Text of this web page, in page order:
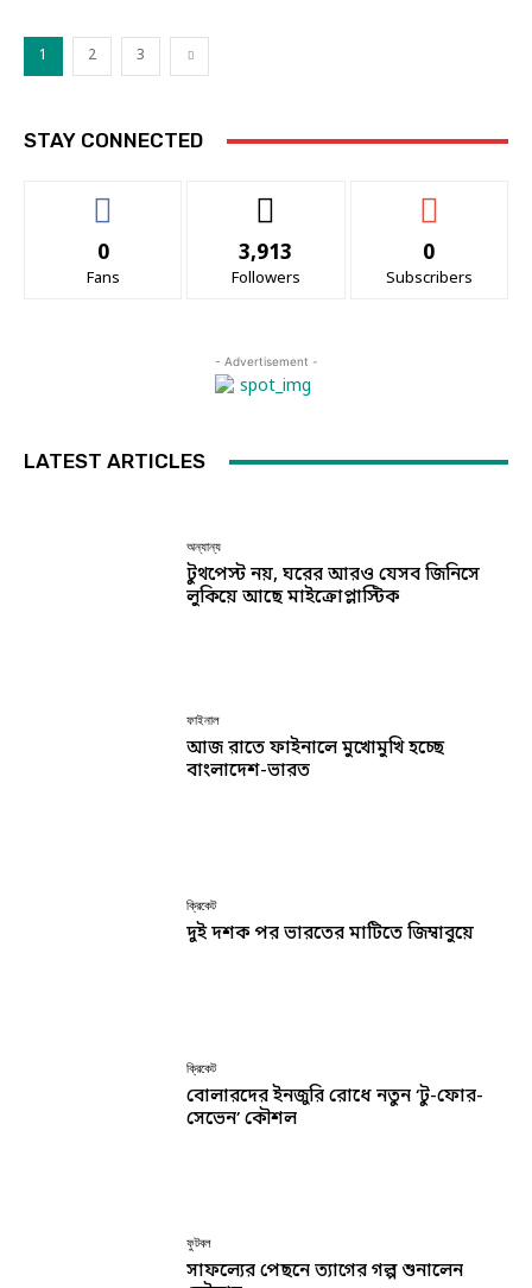
1 2 3
STAY CONNECTED
0
Fans
3,913
Followers
0
Subscribers
- Advertisement -
LATEST ARTICLES
অন্যান্য
টুথপেস্ট নয়, ঘরের আরও যেসব জিনিসে
লুকিয়ে আছে মাইক্রোপ্লাস্টিক
ফাইনাল
আজ রাতে ফাইনালে মুখোমুখি হচ্ছে
বাংলাদেশ-ভারত
ক্রিকেট
দুই দশক পর ভারতের মাটিতে জিম্বাবুয়ে
ক্রিকেট
বোলারদের ইনজুরি রোধে নতুন ‘টু-ফোর-
সেভেন’ কৌশল
ফুটবল
সাফল্যের পেছনে ত্যাগের গল্প শুনালেন